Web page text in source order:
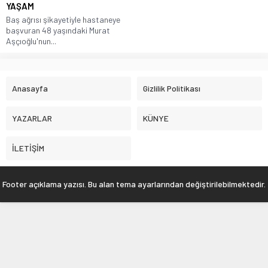
YAŞAM
Baş ağrısı şikayetiyle hastaneye
başvuran 48 yaşındaki Murat
Aşçıoğlu'nun...
Anasayfa Gizlilik Politikası
YAZARLAR KÜNYE
İLETİŞİM
Footer açıklama yazısı. Bu alan tema ayarlarından değiştirilebilmektedir.